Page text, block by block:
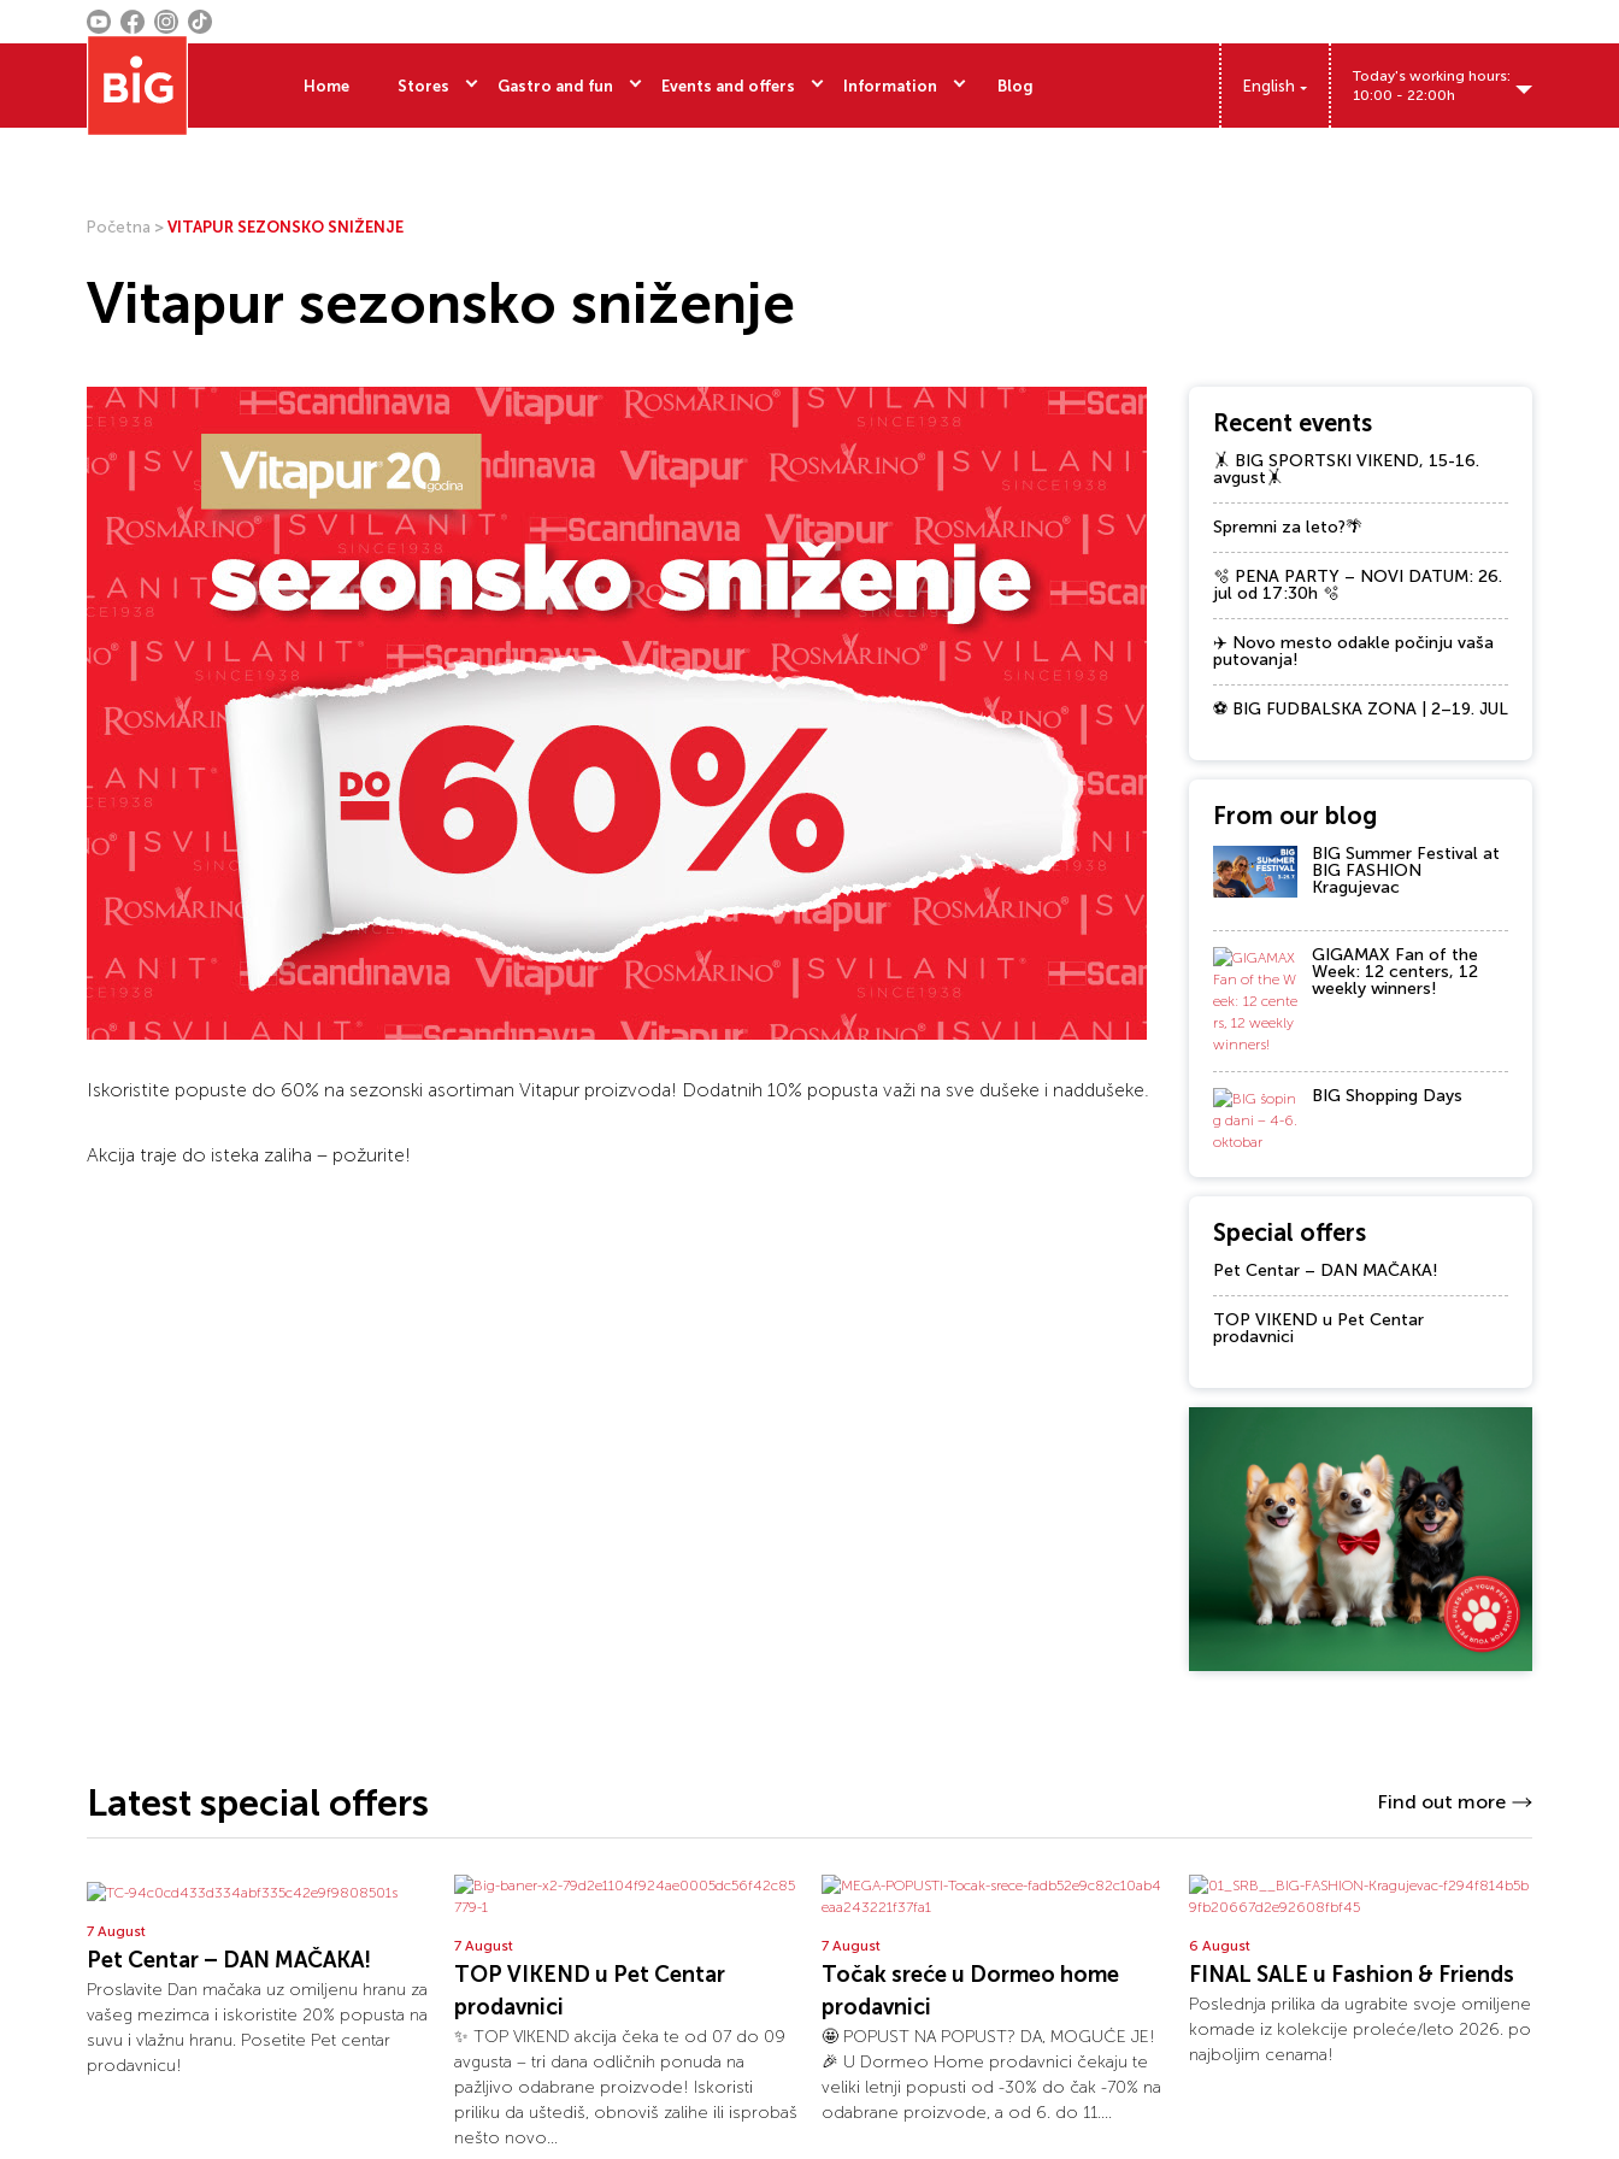
Home Stores Gastro and fun Events and offers Information Blog English
Today's working hours:
10:00 - 22:00h
Početna > VITAPUR SEZONSKO SNIŽENJE
Vitapur sezonsko sniženje
Iskoristite popuste do 60% na sezonski asortiman Vitapur proizvoda! Dodatnih 10% popusta važi na sve dušeke i naddušeke.
Akcija traje do isteka zaliha – požurite!
Recent events
🤸 BIG SPORTSKI VIKEND, 15-16.
avgust🤸
Spremni za leto?🌴
🫧 PENA PARTY – NOVI DATUM: 26.
jul od 17:30h 🫧
✈️ Novo mesto odakle počinju vaša
putovanja!
⚽ BIG FUDBALSKA ZONA | 2–19. JUL
From our blog
BIG Summer Festival at
BIG FASHION
Kragujevac
GIGAMAX Fan of the
Week: 12 centers, 12
weekly winners!
BIG Shopping Days
Special offers
Pet Centar – DAN MAČAKA!
TOP VIKEND u Pet Centar
prodavnici
Latest special offers Find out more
7 August
Pet Centar – DAN MAČAKA!
Proslavite Dan mačaka uz omiljenu hranu za
vašeg mezimca i iskoristite 20% popusta na
suvu i vlažnu hranu. Posetite Pet centar
prodavnicu!
7 August
TOP VIKEND u Pet Centar
prodavnici
✨ TOP VIKEND akcija čeka te od 07 do 09
avgusta – tri dana odličnih ponuda na
pažljivo odabrane proizvode! Iskoristi
priliku da uštediš, obnoviš zalihe ili isprobaš
nešto novo...
7 August
Točak sreće u Dormeo home
prodavnici
🤩 POPUST NA POPUST? DA, MOGUĆE JE!
🎉 U Dormeo Home prodavnici čekaju te
veliki letnji popusti od -30% do čak -70% na
odabrane proizvode, a od 6. do 11....
6 August
FINAL SALE u Fashion & Friends
Poslednja prilika da ugrabite svoje omiljene
komade iz kolekcije proleće/leto 2026. po
najboljim cenama!